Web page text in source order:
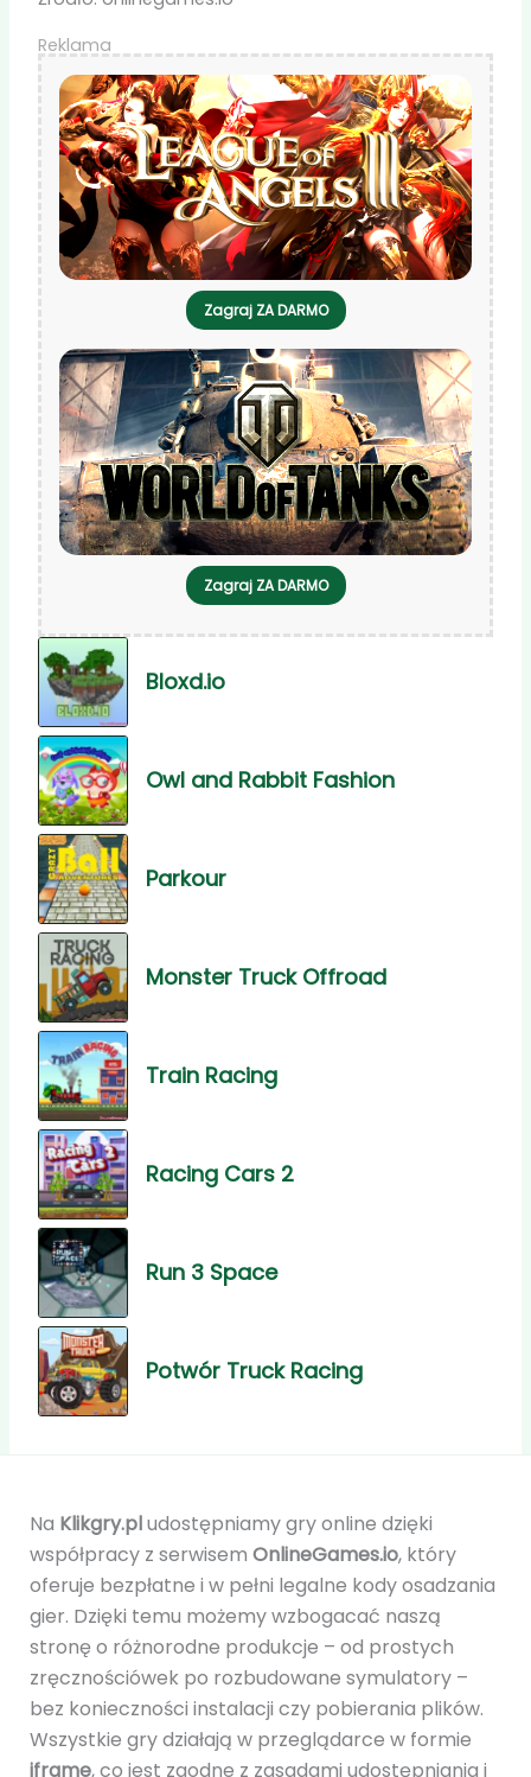
Reklama
Zagraj ZA DARMO
Zagraj ZA DARMO
Bloxd.io
Owl and Rabbit Fashion
Parkour
Monster Truck Offroad
Train Racing
Racing Cars 2
Run 3 Space
Potwór Truck Racing
Na Klikgry.pludostępniamy gry online dzięki
współpracy z serwisem OnlineGames.io, który
oferuje bezpłatne i w pełni legalne kody osadzania
gier. Dzięki temu możemy wzbogacać naszą
stronę o różnorodne produkcje – od prostych
zręcznościówek po rozbudowane symulatory –
bez konieczności instalacji czy pobierania plików.
Wszystkie gry działają w przeglądarce w formie
iframe, co jest zgodne z zasadami udostępniania i